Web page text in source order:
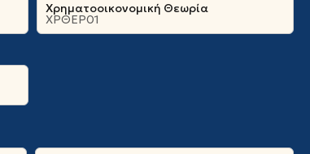
Χρηματοοικονομική Θεωρία
ΧΡΘΕΡ01